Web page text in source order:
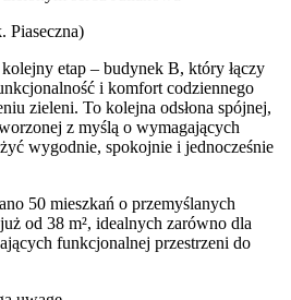
Piaseczna)
etap – budynek B, który łączy
i komfort codziennego
zieleni. To kolejna odsłona spójnej,
z myślą o wymagających
wygodnie, spokojnie i jednocześnie
50 mieszkań o przemyślanych
od 38 m², idealnych zarówno dla
funkcjonalnej przestrzeni do